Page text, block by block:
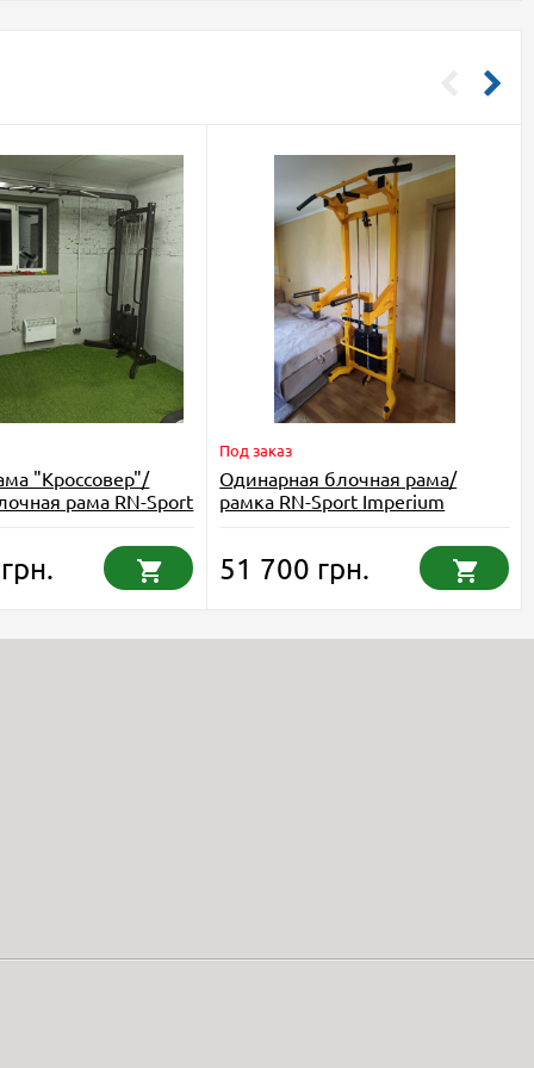
"Кроссовер"/
рама RN-Sport
Под заказ
Одинарная блочная рама/
рамка RN-Sport Imperium
51 700 грн.